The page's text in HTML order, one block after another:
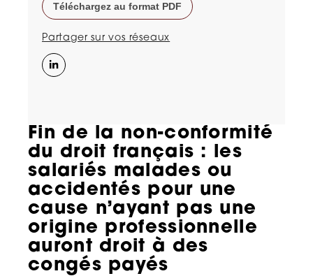
Fin de la non-conformité
du droit français : les
salariés malades ou
accidentés pour une
cause n’ayant pas une
origine professionnelle
auront droit à des
congés payés
Téléchargez au format PDF
Partager sur vos réseaux